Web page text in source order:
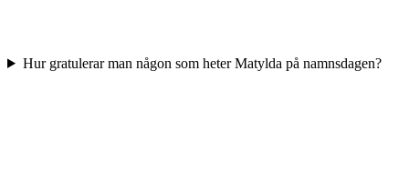
Hur gratulerar man någon som heter Matylda på namnsdagen?